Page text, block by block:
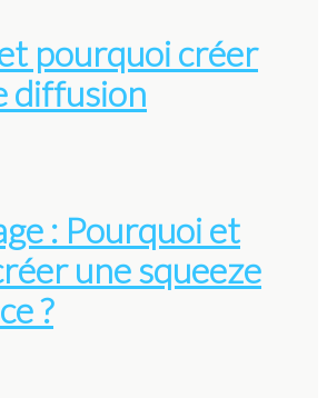
pourquoi créer
diffusion
: Pourquoi et
une squeeze
?